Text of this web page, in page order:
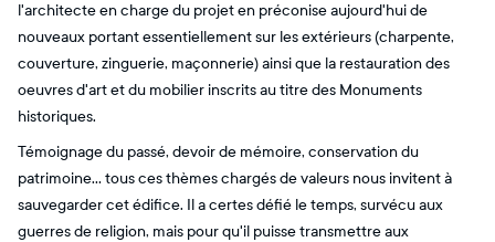
l'architecte en charge du projet en préconise aujourd'hui de
nouveaux portant essentiellement sur les extérieurs (charpente,
couverture, zinguerie, maçonnerie) ainsi que la restauration des
oeuvres d'art et du mobilier inscrits au titre des Monuments
historiques.
Témoignage du passé, devoir de mémoire, conservation du
patrimoine... tous ces thèmes chargés de valeurs nous invitent à
sauvegarder cet édifice. Il a certes défié le temps, survécu aux
guerres de religion, mais pour qu'il puisse transmettre aux